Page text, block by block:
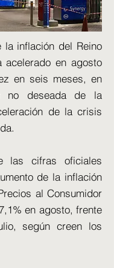
la inflación del Reino
acelerado en agosto
en seis meses, en
no deseada de la
de la crisis
las cifras oficiales
de la inflación
al Consumidor
en agosto, frente
según creen los